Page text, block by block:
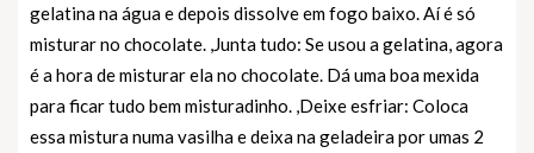
gelatina na água e depois dissolve em fogo baixo. Aí é só
misturar no chocolate. ,Junta tudo: Se usou a gelatina, agora
é a hora de misturar ela no chocolate. Dá uma boa mexida
para ficar tudo bem misturadinho. ,Deixe esfriar: Coloca
essa mistura numa vasilha e deixa na geladeira por umas 2